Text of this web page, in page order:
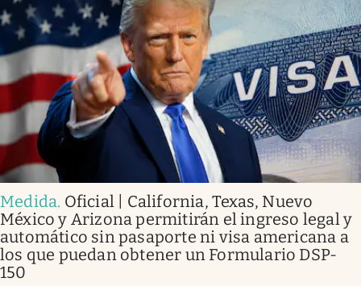
Medida. Oficial | California, Texas, Nuevo
México y Arizona permitirán el ingreso legal y
automático sin pasaporte ni visa americana a
los que puedan obtener un Formulario DSP-
150